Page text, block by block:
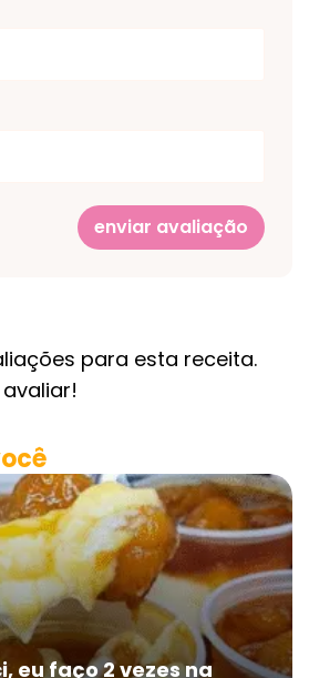
enviar avaliação
para esta receita.
eu faço 2 vezes na